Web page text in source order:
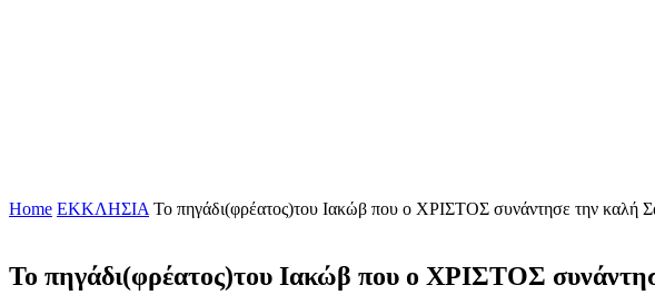
Home ΕΚΚΛΗΣΙΑ Το πηγάδι(φρέατος)του Ιακώβ που ο ΧΡΙΣΤΟΣ συνάντησε την καλή
Το πηγάδι(φρέατος)του Ιακώβ που ο ΧΡΙΣΤΟΣ